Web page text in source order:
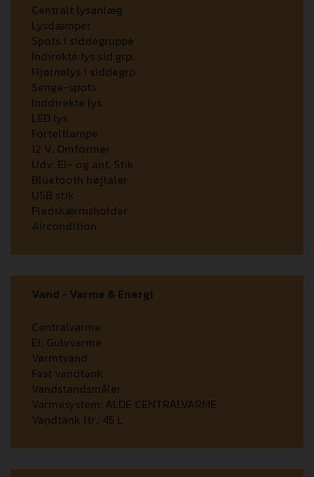
Centralt lysanlæg
Lysdæmper
Spots i siddegruppe
Indirekte lys sid.grp.
Hjørnelys i siddegrp.
Senge-spots
Inddirekte lys
LED lys
Forteltlampe
12 V. Omformer
Udv. El- og ant. Stik
Bluetooth højtaler
USB stik
Fladskærmsholder
Aircondition
Vand - Varme & Energi
Centralvarme
El. Gulvvarme
Varmtvand
Fast vandtank
Vandstandsmåler
Varmesystem: ALDE CENTRALVARME
Vandtank ltr.: 45 L